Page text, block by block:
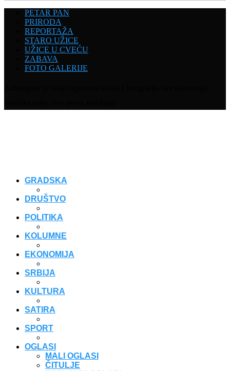
PETAR PAN
PRIRODA
REPORTAŽA
STARO UŽICE
UŽICE U CVEĆU
ZABAVA
FOTO GALERIJE
GRADSKA
DRUŠTVO
POLITIKA
KOLUMNE
EKONOMIJA
SRBIJA
KULTURA
SATIRA
SPORT
OGLASI
MALI OGLASI
ČITULJE